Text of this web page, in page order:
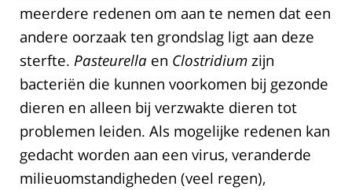
meerdere redenen om aan te nemen dat een
andere oorzaak ten grondslag ligt aan deze
sterfte. Pasteurella en Clostridium zijn
bacteriën die kunnen voorkomen bij gezonde
dieren en alleen bij verzwakte dieren tot
problemen leiden. Als mogelijke redenen kan
gedacht worden aan een virus, veranderde
milieuomstandigheden (veel regen),